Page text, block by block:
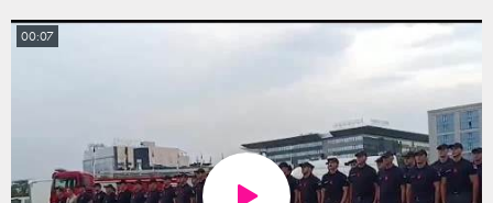
00:07